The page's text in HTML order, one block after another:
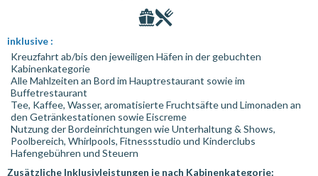
inklusive :
Kreuzfahrt ab/bis den jeweiligen Häfen in der gebuchten
Kabinenkategorie
Alle Mahlzeiten an Bord im Hauptrestaurant sowie im
Buffetrestaurant
Tee, Kaffee, Wasser, aromatisierte Fruchtsäfte und Limonaden an
den Getränkestationen sowie Eiscreme
Nutzung der Bordeinrichtungen wie Unterhaltung & Shows,
Poolbereich, Whirlpools, Fitnessstudio und Kinderclubs
Hafengebühren und Steuern
Zusätzliche Inklusivleistungen je nach Kabinenkategorie: